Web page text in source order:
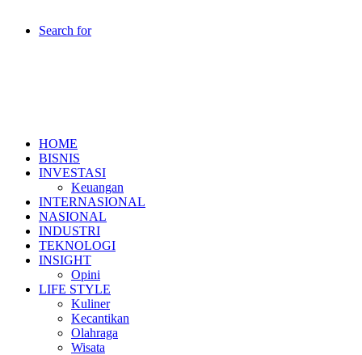
Search for
HOME
BISNIS
INVESTASI
Keuangan
INTERNASIONAL
NASIONAL
INDUSTRI
TEKNOLOGI
INSIGHT
Opini
LIFE STYLE
Kuliner
Kecantikan
Olahraga
Wisata